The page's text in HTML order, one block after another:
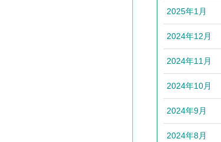
2025年1月
2024年12月
2024年11月
2024年10月
2024年9月
2024年8月